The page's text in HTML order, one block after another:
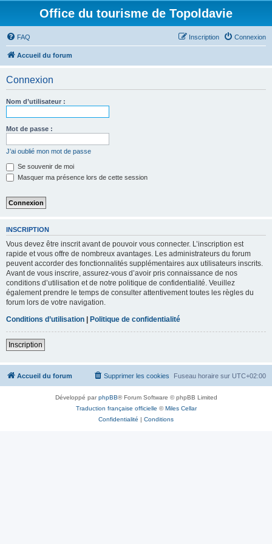
Office du tourisme de Topoldavie
FAQ Connexion
Inscription
Accueil du forum
Connexion
Nom d’utilisateur :
Mot de passe :
J’ai oublié mon mot de passe
Se souvenir de moi
Masquer ma présence lors de cette session
INSCRIPTION
Vous devez être inscrit avant de pouvoir vous connecter. L’inscription est
rapide et vous offre de nombreux avantages. Les administrateurs du forum
peuvent accorder des fonctionnalités supplémentaires aux utilisateurs inscrits.
Avant de vous inscrire, assurez-vous d’avoir pris connaissance de nos
conditions d’utilisation et de notre politique de confidentialité. Veuillez
également prendre le temps de consulter attentivement toutes les règles du
forum lors de votre navigation.
Conditions d’utilisation | Politique de confidentialité
Inscription
Accueil du forum Fuseau horaire sur UTC+02:00
Supprimer les cookies
Développé parphpBB® Forum Software © phpBB Limited
Traduction française officielle ©Miles Cellar
Confidentialité | Conditions